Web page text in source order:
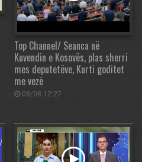
Top Channel/ Seanca në
Kuvendin e Kosovës, plas sherri
mes deputetëve, Kurti goditet
me vezë
08/08 12:27